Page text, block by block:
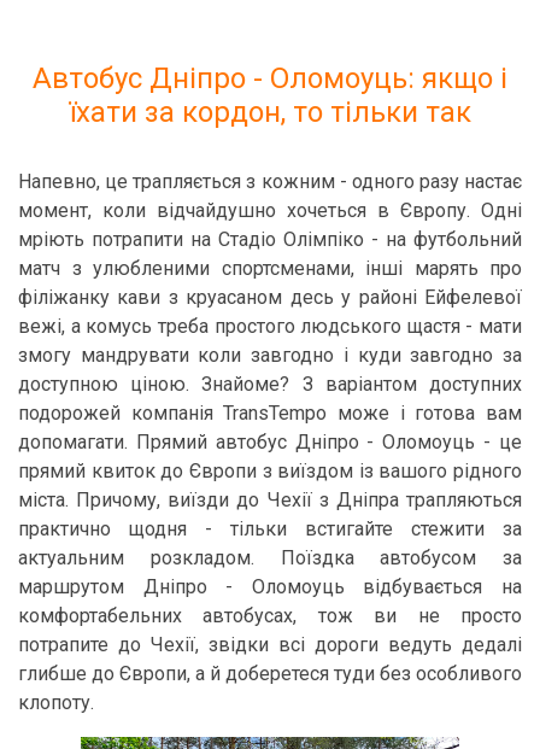
Автобус Дніпро - Оломоуць: якщо і
їхати за кордон, то тільки так
Напевно, це трапляється з кожним - одного разу настає
момент, коли відчайдушно хочеться в Європу. Одні
мріють потрапити на Стадіо Олімпіко - на футбольний
матч з улюбленими спортсменами, інші марять про
філіжанку кави з круасаном десь у районі Ейфелевої
вежі, а комусь треба простого людського щастя - мати
змогу мандрувати коли завгодно і куди завгодно за
доступною ціною. Знайоме? З варіантом доступних
подорожей компанія TransTempo може і готова вам
допомагати. Прямий автобус Дніпро - Оломоуць - це
прямий квиток до Європи з виїздом із вашого рідного
міста. Причому, виїзди до Чехії з Дніпра трапляються
практично щодня - тільки встигайте стежити за
актуальним розкладом. Поїздка автобусом за
маршрутом Дніпро - Оломоуць відбувається на
комфортабельних автобусах, тож ви не просто
потрапите до Чехії, звідки всі дороги ведуть дедалі
глибше до Європи, а й доберетеся туди без особливого
клопоту.